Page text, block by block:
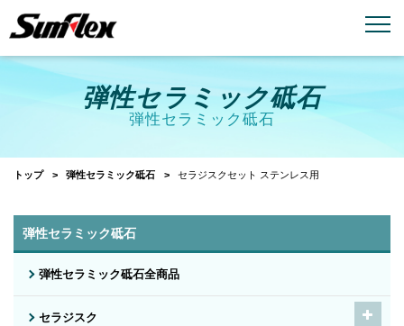
emailお問い合わせ
弾性セラミック砥石
弾性セラミック砥石
トップ 弾性セラミック砥石 セラジスクセット ステンレス用
弾性セラミック砥石
弾性セラミック砥石全商品
セラジスク